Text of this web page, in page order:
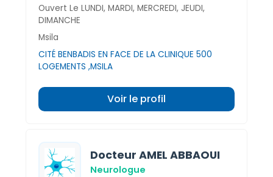
Ouvert Le LUNDI, MARDI, MERCREDI, JEUDI,
DIMANCHE
Msila
CITÉ BENBADIS EN FACE DE LA CLINIQUE 500
LOGEMENTS ,MSILA
Voir le profil
Docteur AMEL ABBAOUI
Neurologue